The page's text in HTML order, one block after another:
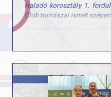
Haladó korosztály 1.
Club tornászai ismét
6. ugrás
Hunorfi Heléna
6. egyéni összetett